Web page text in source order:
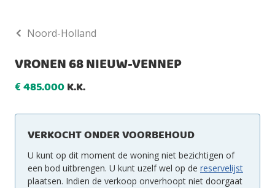
Noord-Holland
VRONEN 68 NIEUW-VENNEP
€485.000K.K.
VERKOCHT ONDER VOORBEHOUD
U kunt op dit moment de woning niet bezichtigen of
een bod uitbrengen. U kunt uzelf wel op de reservelijst
plaatsen. Indien de verkoop onverhoopt niet doorgaat